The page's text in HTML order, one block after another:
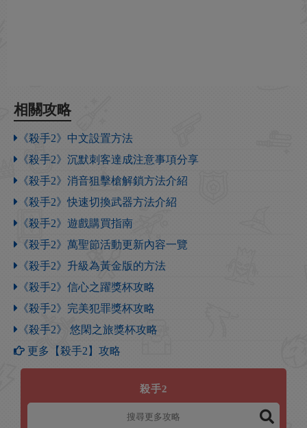
相關攻略
《殺手2》中文設置方法
《殺手2》沉默刺客達成注意事項分享
《殺手2》消音狙擊槍解鎖方法介紹
《殺手2》快速切換武器方法介紹
《殺手2》遊戲購買指南
《殺手2》萬聖節活動更新內容一覽
《殺手2》升級為黃金版的方法
《殺手2》信心之躍獎杯攻略
《殺手2》完美犯罪獎杯攻略
《殺手2》 悠閑之旅獎杯攻略
更多【殺手2】攻略
殺手2